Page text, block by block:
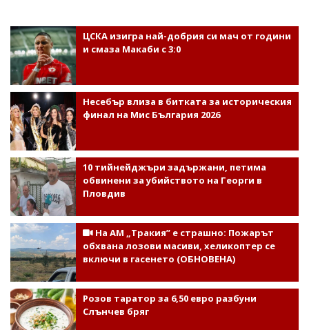
ЦСКА изигра най-добрия си мач от години
и смаза Макаби с 3:0
Несебър влиза в битката за историческия
финал на Мис България 2026
10 тийнейджъри задържани, петима
обвинени за убийството на Георги в
Пловдив
На АМ „Тракия” е страшно: Пожарът
обхвана лозови масиви, хеликоптер се
включи в гасенето (ОБНОВЕНА)
Розов таратор за 6,50 евро разбуни
Слънчев бряг